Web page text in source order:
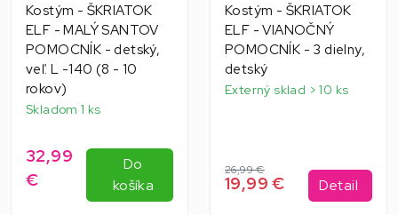
Kostým - ŠKRIATOK
ELF - MALÝ SANTOV
POMOCNÍK - detský,
veľ. L -140 (8 - 10
rokov)
Skladom 1 ks
32,99
€
Do
košíka
Kostým - ŠKRIATOK
ELF - VIANOČNÝ
POMOCNÍK - 3 dielny,
detský
Externý sklad > 10 ks
26,99 €
19,99 € Detail